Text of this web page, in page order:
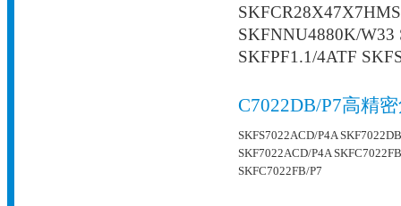
SKFNNU4880K/W33
SKFPF1.1/4ATF
C7022DB/P7高精
SKFS7022ACD/P4A
SKF7022ACD/P4A
SKFC7022FB/P7